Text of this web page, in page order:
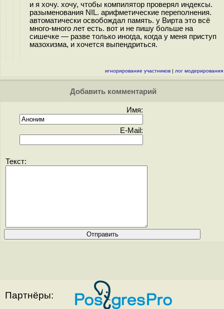
и я хочу. хочу, чтобы компилятор проверял индексы.
разыменования NIL. арифметические переполнения.
автоматически освобождал память. у Вирта это всё
много-много лет есть. вот и не пишу больше на
сишечке — разве только иногда, когда у меня приступ
мазохизма, и хочется выпендриться.
игнорирование участников | лог модерирования
Добавить комментарий
Имя:
E-Mail:
Текст:
Партнёры: